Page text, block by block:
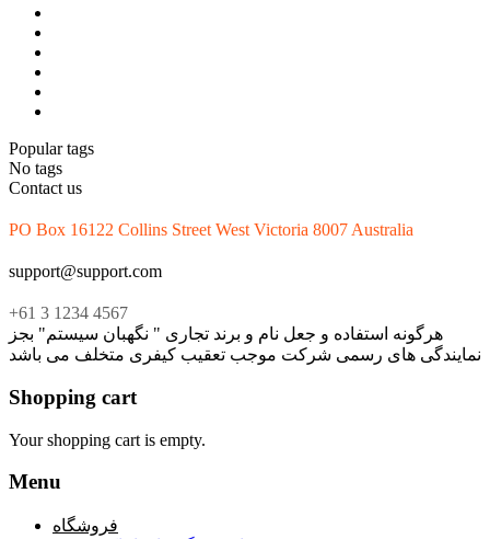
Popular tags
No tags
Contact us
PO Box 16122 Collins Street West Victoria 8007 Australia
support@support.com
+61 3 1234 4567
هرگونه استفاده و جعل نام و برند تجاری " نگهبان سیستم" بجز
نمایندگی های رسمی شرکت موجب تعقیب کیفری متخلف می باشد
Shopping cart
Your shopping cart is empty.
Menu
فروشگاه